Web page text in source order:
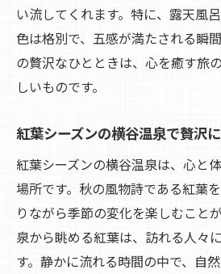
い流してくれます。特に、露天風
色は格別で、五感が満たされる瞬
の贅沢なひとときは、心を癒す旅
しいものです。
紅葉シーズンの横谷温泉で贅沢
紅葉シーズンの横谷温泉は、心と
場所です。秋の風物詩である紅葉
りながら季節の変化を楽しむこと
泉から眺める紅葉は、訪れる人々
す。静かに流れる時間の中で、自